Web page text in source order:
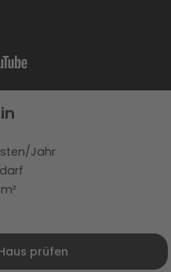
Jahr
prüfen